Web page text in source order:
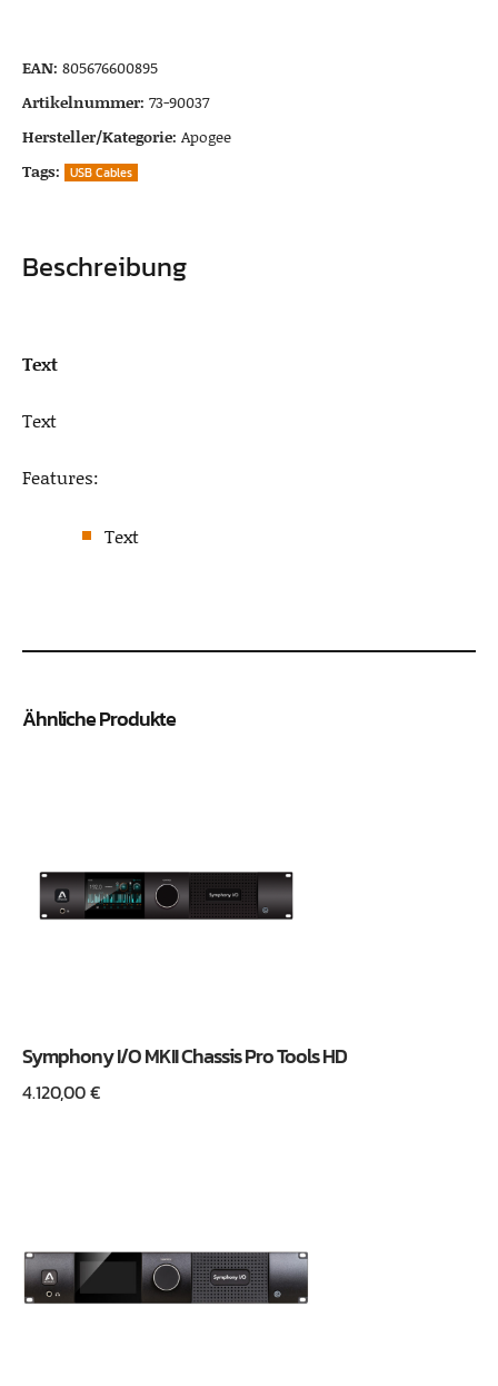
EAN: 805676600895
Artikelnummer: 73-90037
Hersteller/Kategorie: Apogee
Tags:
USB Cables
Beschreibung
Text
Text
Features:
Text
Ähnliche Produkte
Symphony I/O MKII Chassis Pro Tools HD
4.120,00€